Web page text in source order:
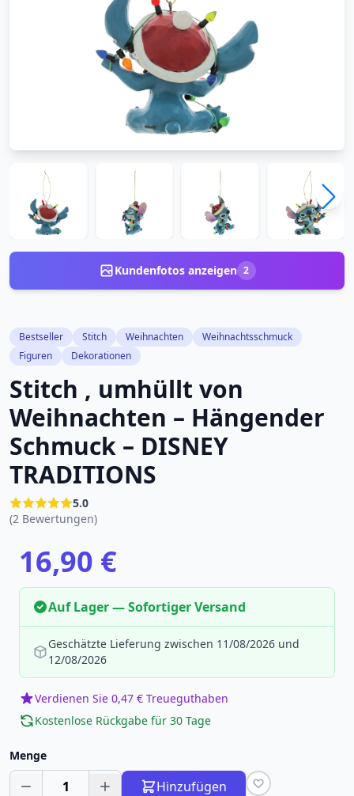
Kundenfotos anzeigen 2
Bestseller Stitch Weihnachten
Weihnachtsschmuck
Figuren
Dekorationen
Stitch , umhüllt von
Weihnachten – Hängender
Schmuck – DISNEY
TRADITIONS
5.0
(2 Bewertungen)
16,90 €
Auf Lager — Sofortiger Versand
Geschätzte Lieferung zwischen 11/08/2026 und
12/08/2026
Verdienen Sie 0,47 € Treueguthaben
Kostenlose Rückgabe für 30 Tage
Menge
1 Hinzufügen